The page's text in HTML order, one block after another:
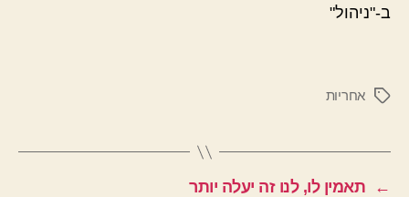
ב-"ניהול"
תגיותאחריות
←
תאמין לו, לנו זה יעלה יותר